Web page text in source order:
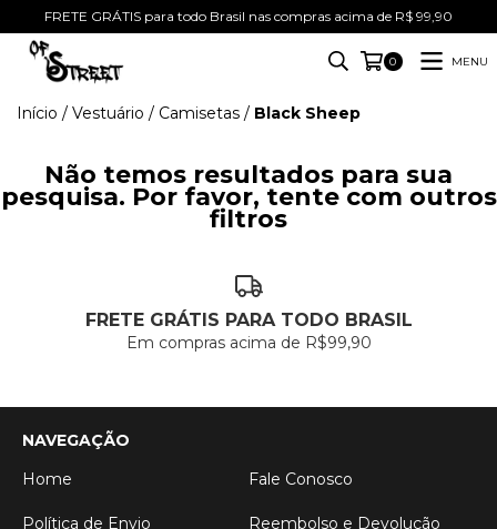
FRETE GRÁTIS para todo Brasil nas compras acima de R$ 99,90
0 MENU
Início / Vestuário / Camisetas / Black Sheep
Não temos resultados para sua
pesquisa. Por favor, tente com outros
filtros
FRETE GRÁTIS PARA TODO BRASIL
Em compras acima de R$99,90
NAVEGAÇÃO
Home
Fale Conosco
Política de Envio Reembolso e Devolução